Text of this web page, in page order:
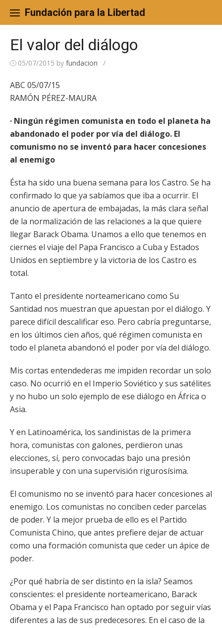
content
Fundación para la Libertad
El valor del diálogo
05/07/2015 by fundacion /
ABC 05/07/15
RAMÓN PÉREZ-MAURA
· Ningún régimen comunista en todo el planeta ha
abandonado el poder por vía del diálogo. El
comunismo no se inventó para hacer concesiones
al enemigo
Ésta ha sido una buena semana para los Castro. Se ha
confirmado lo que ya sabíamos que iba a ocurrir. El
anuncio de apertura de embajadas, la más clara señal
de la normalización de las relaciones a la que quiere
llegar Barack Obama. Unamos a ello que tenemos en
ciernes el viaje del Papa Francisco a Cuba y Estados
Unidos en septiembre y la victoria de los Castro es
total.
Tanto el presidente norteamericano como Su
Santidad nos muestran que apuestan por el diálogo. Y
parece difícil descalificar eso. Pero cabría preguntarse,
en los últimos cien años, qué régimen comunista en
todo el planeta abandonó el poder por vía del diálogo.
Mis cortas entendederas me impiden recordar un solo
caso. No ocurrió en el Imperio Soviético y sus satélites
y no hubo un solo ejemplo de ese diálogo en África o
Asia.
Y en Latinoamérica, los sandinistas de la primera
hora, comunistas con galones, perdieron unas
elecciones, sí, pero convocadas bajo una presión
insuperable y con una supervisión rigurosísima.
El comunismo no se inventó para hacer concesiones al
enemigo. Los comunistas no conciben ceder parcelas
de poder. Y la mejor prueba de ello es el Partido
Comunista Chino, que antes prefiere dejar de actuar
como una formación comunista que ceder un ápice de
poder.
¿Por qué habría de ser distinto en la isla? Seamos
conscientes: el presidente norteamericano, Barack
Obama y el Papa Francisco han optado por seguir vías
diferentes a las de sus predecesores. En el caso de la